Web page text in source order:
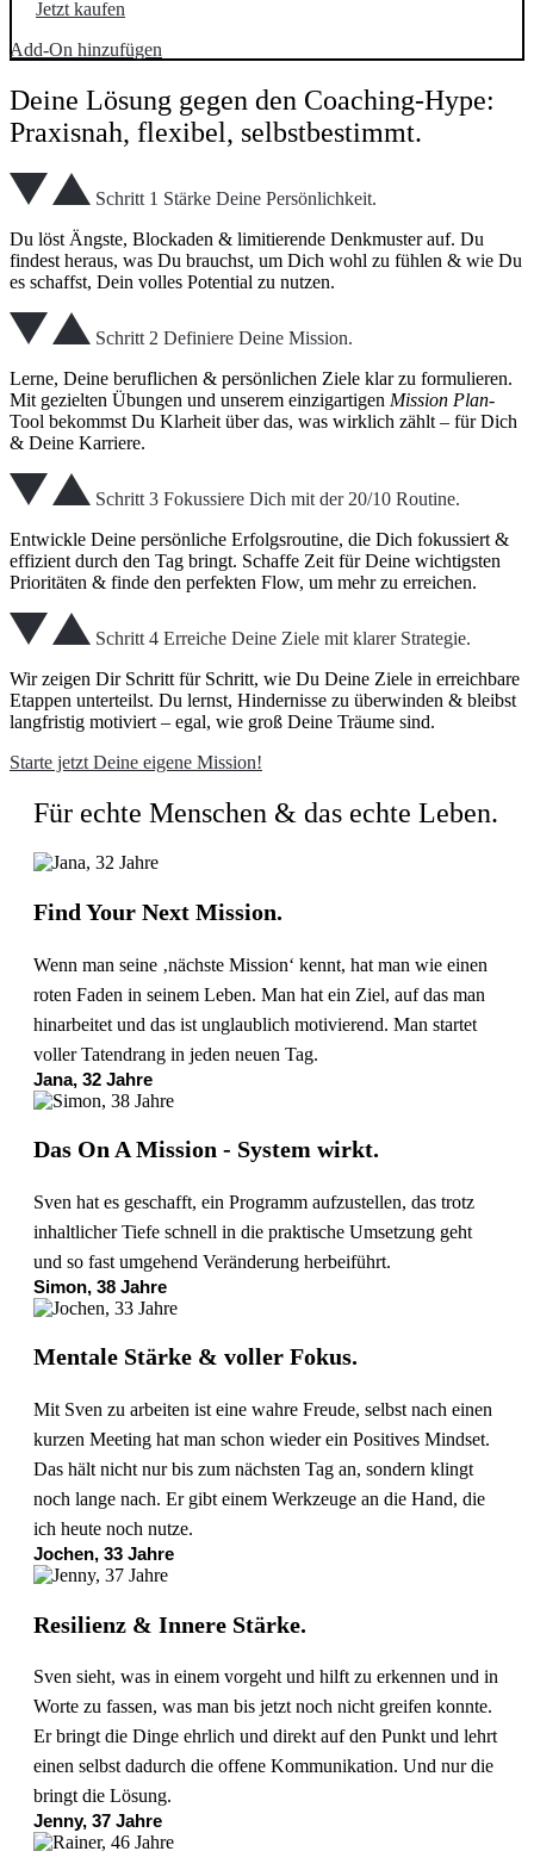
Jetzt kaufen
Add-On hinzufügen
Deine Lösung gegen den Coaching-Hype:
Praxisnah, flexibel, selbstbestimmt.
Schritt 1 Stärke Deine Persönlichkeit.
Du löst Ängste, Blockaden & limitierende Denkmuster auf. Du
findest heraus, was Du brauchst, um Dich wohl zu fühlen & wie Du
es schaffst, Dein volles Potential zu nutzen.
Schritt 2 Definiere Deine Mission.
Lerne, Deine beruflichen & persönlichen Ziele klar zu formulieren.
Mit gezielten Übungen und unserem einzigartigen Mission Plan-
Tool bekommst Du Klarheit über das, was wirklich zählt – für Dich
& Deine Karriere.
Schritt 3 Fokussiere Dich mit der 20/10 Routine.
Entwickle Deine persönliche Erfolgsroutine, die Dich fokussiert &
effizient durch den Tag bringt. Schaffe Zeit für Deine wichtigsten
Prioritäten & finde den perfekten Flow, um mehr zu erreichen.
Schritt 4 Erreiche Deine Ziele mit klarer Strategie.
Wir zeigen Dir Schritt für Schritt, wie Du Deine Ziele in erreichbare
Etappen unterteilst. Du lernst, Hindernisse zu überwinden & bleibst
langfristig motiviert – egal, wie groß Deine Träume sind.
Starte jetzt Deine eigene Mission!
Für echte Menschen & das echte Leben.
Find Your Next Mission.
Wenn man seine ‚nächste Mission‘ kennt, hat man wie einen
roten Faden in seinem Leben. Man hat ein Ziel, auf das man
hinarbeitet und das ist unglaublich motivierend. Man startet
voller Tatendrang in jeden neuen Tag.
Jana, 32 Jahre
Das On A Mission - System wirkt.
Sven hat es geschafft, ein Programm aufzustellen, das trotz
inhaltlicher Tiefe schnell in die praktische Umsetzung geht
und so fast umgehend Veränderung herbeiführt.
Simon, 38 Jahre
Mentale Stärke & voller Fokus.
Mit Sven zu arbeiten ist eine wahre Freude, selbst nach einen
kurzen Meeting hat man schon wieder ein Positives Mindset.
Das hält nicht nur bis zum nächsten Tag an, sondern klingt
noch lange nach. Er gibt einem Werkzeuge an die Hand, die
ich heute noch nutze.
Jochen, 33 Jahre
Resilienz & Innere Stärke.
Sven sieht, was in einem vorgeht und hilft zu erkennen und in
Worte zu fassen, was man bis jetzt noch nicht greifen konnte.
Er bringt die Dinge ehrlich und direkt auf den Punkt und lehrt
einen selbst dadurch die offene Kommunikation. Und nur die
bringt die Lösung.
Jenny, 37 Jahre